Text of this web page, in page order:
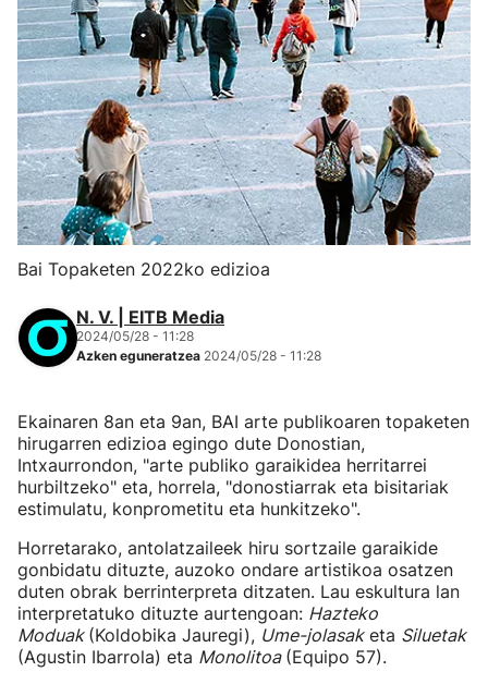
Bai Topaketen 2022ko edizioa
N. V. | EITB Media
2024/05/28 - 11:28
Azken eguneratzea 2024/05/28 - 11:28
Ekainaren 8an eta 9an, BAI arte publikoaren topaketen
hirugarren edizioa egingo dute Donostian,
Intxaurrondon, "arte publiko garaikidea herritarrei
hurbiltzeko" eta, horrela, "donostiarrak eta bisitariak
estimulatu, konprometitu eta hunkitzeko".
Horretarako, antolatzaileek hiru sortzaile garaikide
gonbidatu dituzte, auzoko ondare artistikoa osatzen
duten obrak berrinterpreta ditzaten. Lau eskultura lan
interpretatuko dituzte aurtengoan: Hazteko
Moduak (Koldobika Jauregi), Ume-jolasaketa Siluetak
(Agustin Ibarrola) eta Monolitoa (Equipo 57).